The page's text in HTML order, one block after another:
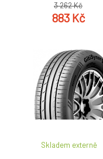
3 262 Kč
883 Kč
Skladem externě